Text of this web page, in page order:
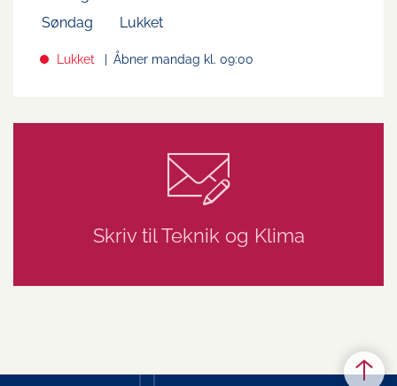
Søndag
Lukket
Lukket Åbner mandag kl. 09:00
Skriv til Teknik og Klima